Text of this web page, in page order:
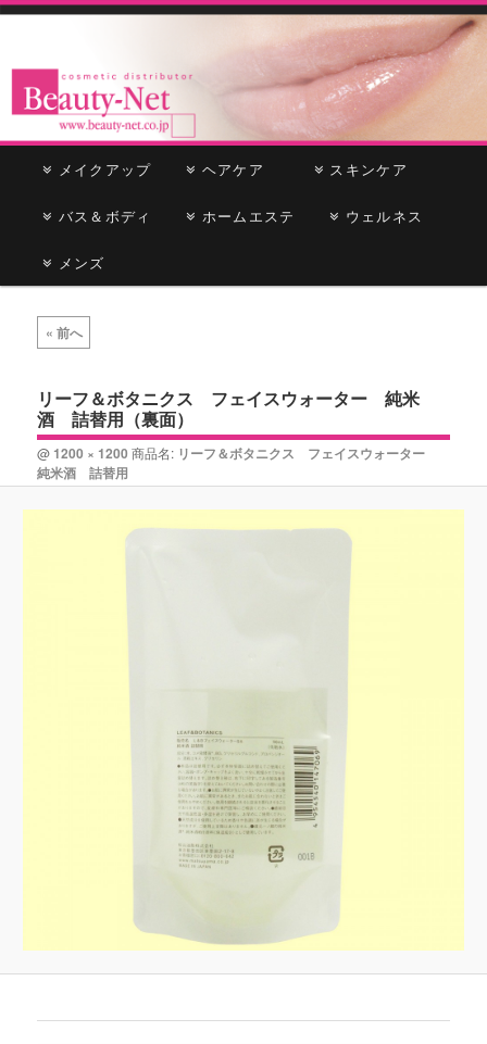
Beauty-Net
cosmetic distributor
ー
メ
イ
ン
テ
ン
サ
ブ
コ
ン
ツ
メイクアップ ヘアケア スキンケア
バス＆ボディ ホームエステ ウェルネス
メンズ
画
像
ビ
ゲ
ー
シ
ョ
ン
« 前へ
リーフ＆ボタニクス フェイスウォーター 純米
酒 詰替用（裏面）
@ 1200 × 1200 商品名: リーフ＆ボタニクス フェイスウォーター
純米酒 詰替用